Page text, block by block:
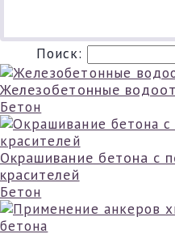
Поиск:
Железобетонные
Бетон
Окрашивание бетона с
красителей
Бетон